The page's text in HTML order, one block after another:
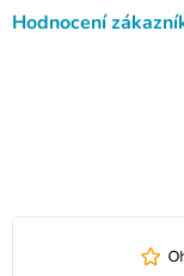
Hodnocení